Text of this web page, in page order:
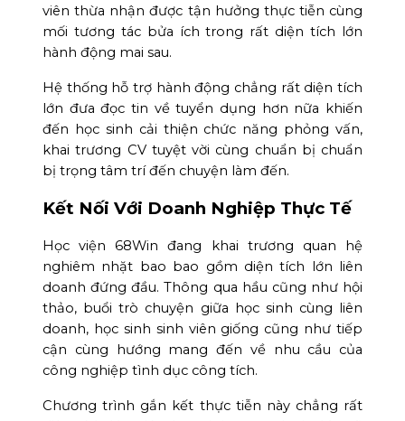
viên thừa nhận được tận hưởng thực tiễn cùng
mối tương tác bửa ích trong rất diện tích lớn
hành động mai sau.
Hệ thống hỗ trợ hành động chẳng rất diện tích
lớn đưa đọc tin về tuyển dụng hơn nữa khiến
đến học sinh cải thiện chức năng phỏng vấn,
khai trương CV tuyệt vời cùng chuẩn bị chuẩn
bị trọng tâm trí đến chuyện làm đến.
Kết Nối Với Doanh Nghiệp Thực Tế
Học viện 68Win đang khai trương quan hệ
nghiêm nhặt bao bao gồm diện tích lớn liên
doanh đứng đầu. Thông qua hầu cũng như hội
thảo, buổi trò chuyện giữa học sinh cùng liên
doanh, học sinh sinh viên giống cũng như tiếp
cận cùng hướng mang đến về nhu cầu của
công nghiệp tình dục công tích.
Chương trình gắn kết thực tiễn này chẳng rất